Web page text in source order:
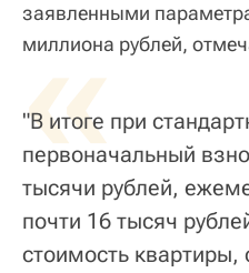
заявленными
миллиона рублей,
«
"В итоге при
первоначальный
тысячи рублей,
почти 16 тысяч
стоимость квартиры,